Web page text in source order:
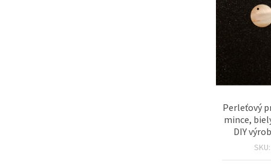
Perleťový
mince,
DIY
SKU: